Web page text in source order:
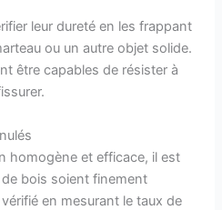
leur dureté en les frappant
ou un autre objet solide.
être capables de résister à
homogène et efficace, il est
bois soient finement
en mesurant le taux de